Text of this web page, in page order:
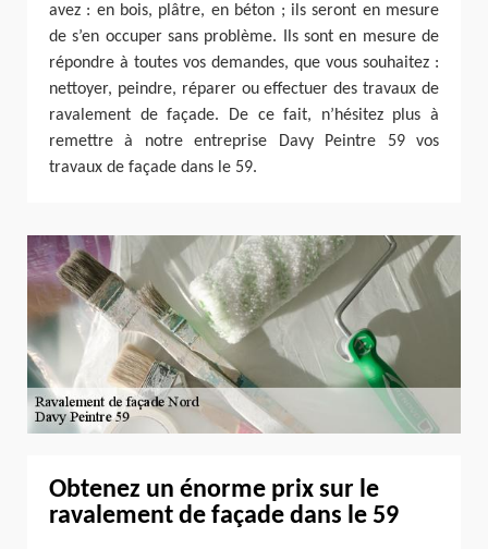
avez : en bois, plâtre, en béton ; ils seront en mesure
de s’en occuper sans problème. Ils sont en mesure de
répondre à toutes vos demandes, que vous souhaitez :
nettoyer, peindre, réparer ou effectuer des travaux de
ravalement de façade. De ce fait, n’hésitez plus à
remettre à notre entreprise Davy Peintre 59 vos
travaux de façade dans le 59.
Obtenez un énorme prix sur le
ravalement de façade dans le 59